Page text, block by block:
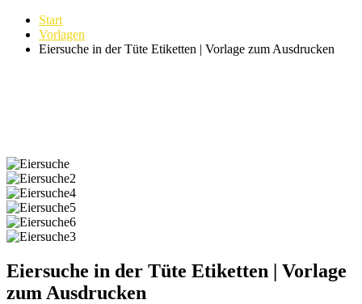
Start
Vorlagen
Eiersuche in der Tüte Etiketten | Vorlage zum Ausdrucken
Eiersuche in der Tüte Etiketten | Vorlage
zum Ausdrucken